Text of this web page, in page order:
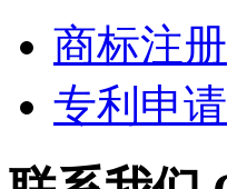
商标注册
专利申请